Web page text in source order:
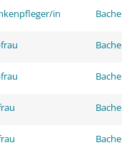
in